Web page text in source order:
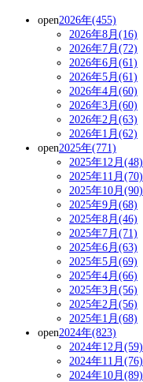
open2026年(455)
2026年8月(16)
2026年7月(72)
2026年6月(61)
2026年5月(61)
2026年4月(60)
2026年3月(60)
2026年2月(63)
2026年1月(62)
open2025年(771)
2025年12月(48)
2025年11月(70)
2025年10月(90)
2025年9月(68)
2025年8月(46)
2025年7月(71)
2025年6月(63)
2025年5月(69)
2025年4月(66)
2025年3月(56)
2025年2月(56)
2025年1月(68)
open2024年(823)
2024年12月(59)
2024年11月(76)
2024年10月(89)